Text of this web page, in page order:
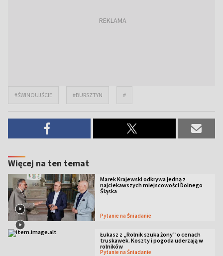
#ŚWINOUJŚCIE #BURSZTYN #
Więcej na ten temat
Marek Krajewski odkrywa jedną z
najciekawszych miejscowości Dolnego
Śląska
Pytanie na Śniadanie
Łukasz z „Rolnik szuka żony” o cenach
truskawek. Koszty i pogoda uderzają w
rolników
Pytanie na Śniadanie